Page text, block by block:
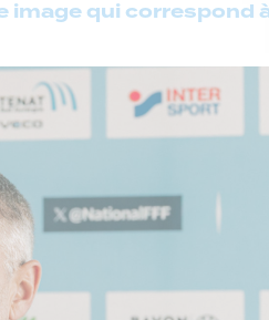
image qui correspond